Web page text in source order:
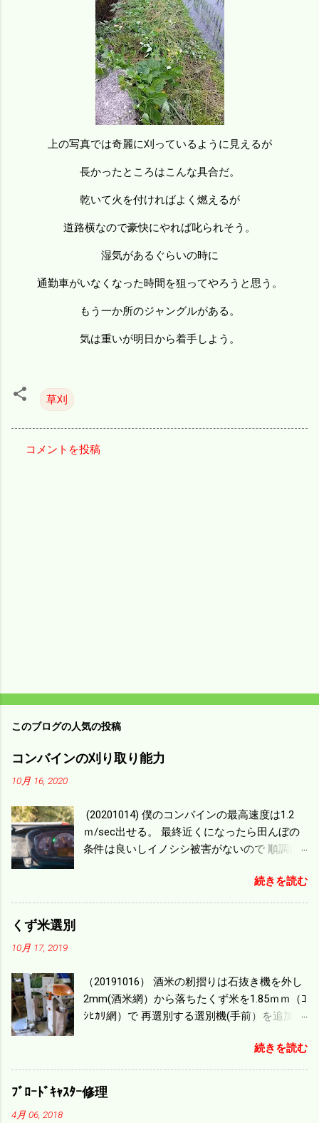
上の写真では奇麗に刈っているように見えるが
長かったところはこんな具合だ。
乾いて火を付ければよく燃えるが
道路横なので豪快にやれば叱られそう。
湿気があるぐらいの時に
通勤車がいなくなった時間を狙ってやろうと思う。
もう一か所のジャングルがある。
気は重いが明日から着手しよう。
草刈
コメントを投稿
このブログの人気の投稿
コンバインの刈り取り能力
10月 16, 2020
(20201014) 僕のコンバインの最高速度は1.2
ｍ/sec出せる。 最終近くになったら田んぼの
条件は良いしイノシシ被害がないので 順調に
ｍ/min、4.32ｋｍ/hrになり 幅は約2ｍだから
0.864/haの作業能力がある。 実際は回転した
機の容量、籾摺りの能力などのバランスの問
題で 今の機種で満足している。 というより買
った時はまだ耕作面積が少なく手が出せ 無か
のがある。キャビン付きだから一度は乗って
みたいと思う。 町内では5条刈りの100㎰で作
業する人がいる。 秋作業は儲かるというのが
続きを読む
くず米選別
10月 17, 2019
（20191016） 酒米の籾摺りは石抜き機を外し
2mm(酒米網）から落ちたくず米を1.85ｍｍ（ｺ
ｼﾋｶﾘ網）で 再選別する選別機(手前）を追加す
ず米より2倍近い値段になる。 後で選別するの
には手間がかかるので 一度に選別するやり方
を随分前からこの方式にした。 今年は酒米30
㎏を40袋したところで未熟が3袋出る。 1.85ｍ
続きを読む
ﾌﾞﾛｰﾄﾞｷｬｽﾀｰ修理
4月 06, 2018